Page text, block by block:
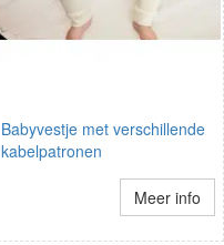
Babyvestje met verschillende
kabelpatronen
Meer info